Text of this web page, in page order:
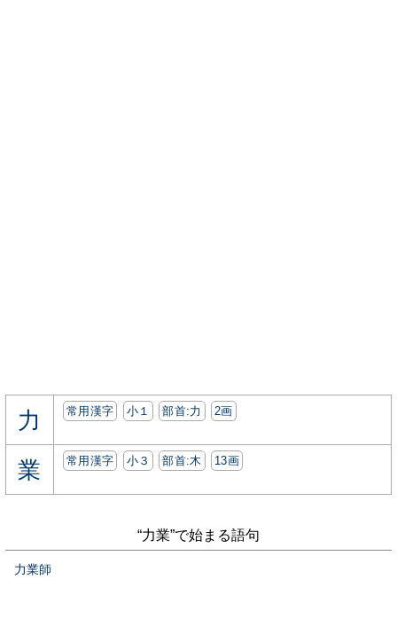
力 常用漢字 小１ 部首:⼒ 2画
業 常用漢字 小３ 部首:⽊ 13画
“力業”で始まる語句
力業師